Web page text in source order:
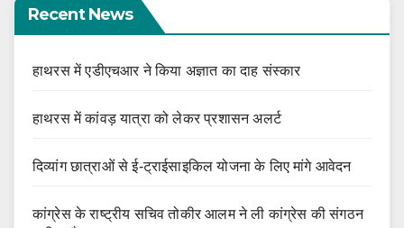
Recent News
हाथरस में एडीएचआर ने किया अज्ञात का दाह संस्कार
हाथरस में कांवड़ यात्रा को लेकर प्रशासन अलर्ट
दिव्यांग छात्राओं से ई-ट्राईसाइकिल योजना के लिए मांगे आवेदन
कांग्रेस के राष्ट्रीय सचिव तोकीर आलम ने ली कांग्रेस की संगठन